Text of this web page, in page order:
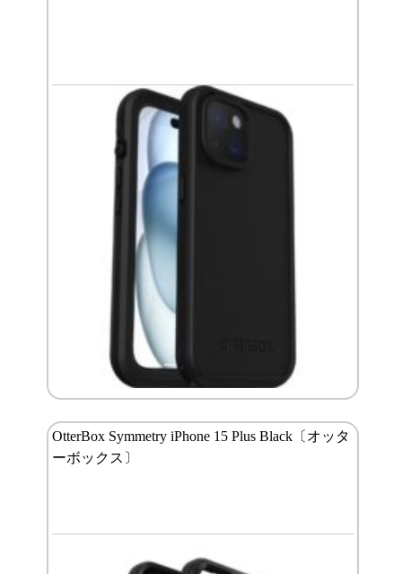
OtterBox Symmetry iPhone 15 Plus Black〔オッタ
ーボックス〕